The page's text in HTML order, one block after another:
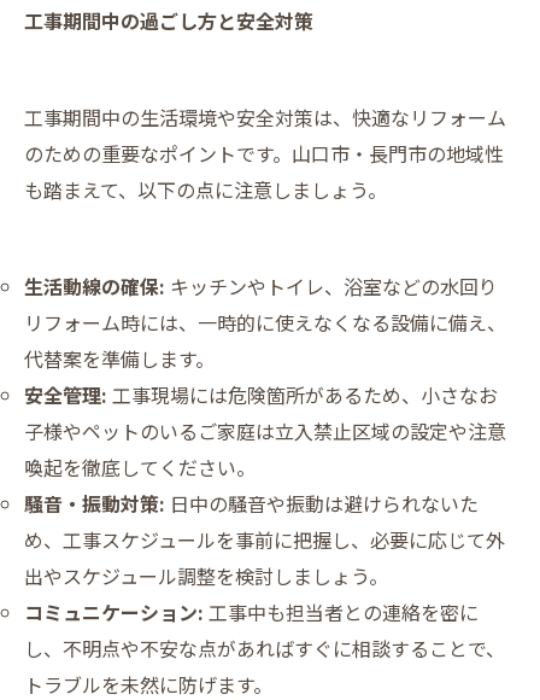
工事期間中の過ごし方と安全対策
工事期間中の生活環境や安全対策は、快適なリフォーム
のための重要なポイントです。山口市・長門市の地域性
も踏まえて、以下の点に注意しましょう。
生活動線の確保: キッチンやトイレ、浴室などの水回り
リフォーム時には、一時的に使えなくなる設備に備え、
代替案を準備します。
安全管理: 工事現場には危険箇所があるため、小さなお
子様やペットのいるご家庭は立入禁止区域の設定や注意
喚起を徹底してください。
騒音・振動対策: 日中の騒音や振動は避けられないた
め、工事スケジュールを事前に把握し、必要に応じて外
出やスケジュール調整を検討しましょう。
コミュニケーション: 工事中も担当者との連絡を密に
し、不明点や不安な点があればすぐに相談することで、
トラブルを未然に防げます。